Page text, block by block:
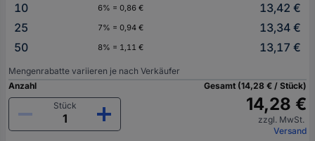
10
6% = 0,86 €
13,42 €
25
7% = 0,94 €
13,34 €
50
8% = 1,11 € 13,17 €
Mengenrabatte variieren je nach Verkäufer
Anzahl
Stück
Gesamt (14,28 € / Stück)
14,28 €
zzgl. MwSt.
Versand